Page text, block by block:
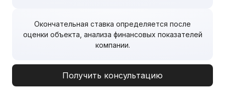
Окончательная ставка определяется после
оценки объекта, анализа финансовых показателей
компании.
Получить консультацию